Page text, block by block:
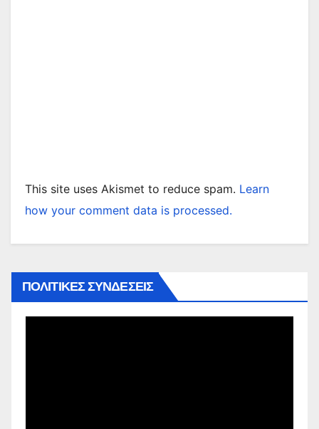
This site uses Akismet to reduce spam. Learn
how your comment data is processed.
ΠΟΛΙΤΙΚΕΣ ΣΥΝΔΕΣΕΙΣ